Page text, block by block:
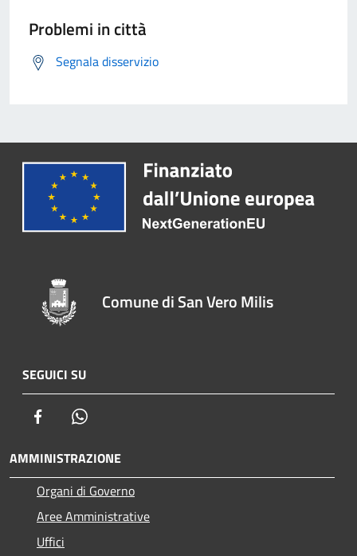
Problemi in città
Segnala disservizio
Comune di San Vero Milis
SEGUICI SU
Facebook
AMMINISTRAZIONE
Organi di Governo
Aree Amministrative
Uffici